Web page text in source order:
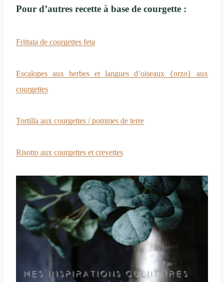
Pour d’autres recette à base de courgette :
Frittata de courgettes feta
Escalopes aux herbes et langues d’oiseaux {orzo} aux
courgettes
Tortilla aux courgettes / pommes de terre
Risotto aux courgettes et crevettes